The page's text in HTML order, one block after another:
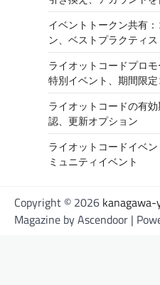
イベントトークン共有
ン、ベストプラクティス
ライオットコードプロ
特別イベント、期間限定
ライオットコードの有
認、更新オプション
ライオットコードイベ
ミュニティイベント
Copyright © 2026 kanagawa-
Magazine byAscendoor |